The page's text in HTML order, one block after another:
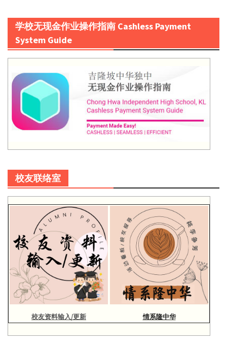
学校无现金作业操作指南 Cashless Payment
System Guide
校友联络室
校友资料输入/更新 情系隆中华